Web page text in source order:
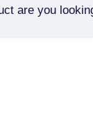
are you